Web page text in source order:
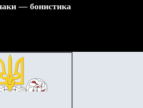
— бонистика